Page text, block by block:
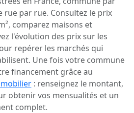
par rue. Consultez le prix
comparez maisons et
l'évolution des prix sur les
repérer les marchés qui
Une fois votre commune
financement grâce au
: renseignez le montant,
obtenir vos mensualités et un
complet.